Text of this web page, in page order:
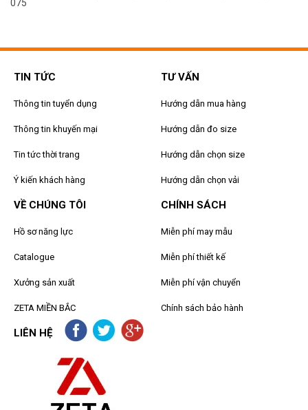
075
TIN TỨC
Thông tin tuyển dụng
Thông tin khuyến mại
Tin tức thời trang
Ý kiến khách hàng
TƯ VẤN
Hướng dẫn mua hàng
Hướng dẫn đo size
Hướng dẫn chọn size
Hướng dẫn chọn vải
VỀ CHÚNG TÔI
Hồ sơ năng lực
Catalogue
Xưởng sản xuất
ZETA MIỀN BẮC
CHÍNH SÁCH
Miễn phí may mẫu
Miễn phí thiết kế
Miễn phí vận chuyển
Chính sách bảo hành
LIÊN HỆ